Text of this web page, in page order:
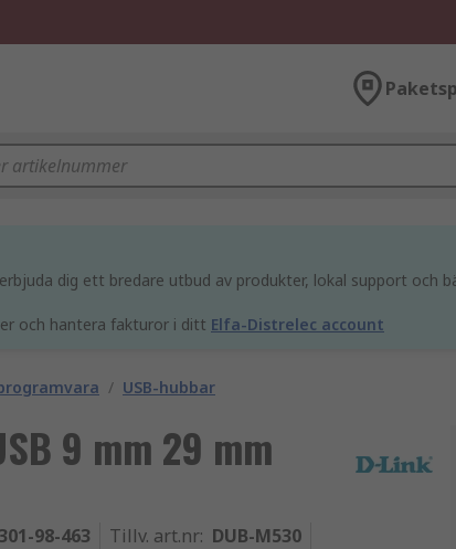
dig ett bredare utbud av produkter, lokal support och
och hantera fakturor i ditt Elfa-Distrelec account
/ USB-hubbar
9 mm 29 mm
98-463 Tillv. art.nr: DUB-M530